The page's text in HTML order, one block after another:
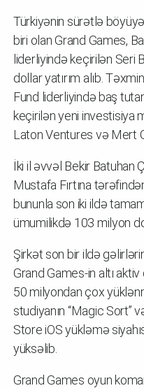
Türkiyənin sürətlə
biri olan Grand Games,
liderliyində keçirilən Seri
dollar yatırım alıb.
Fund liderliyində baş
keçirilən yeni investisiya
Laton Ventures və Mert
İki il əvvəl Bekir Batuhan
Mustafa Fırtına
bununla son iki ildə
ümumilikdə 103 milyon
Şirkət son bir ildə
Grand Games-in altı
50 milyondan çox
studiyanın “Magic Sort”
Store iOS yükləmə
yüksəlib.
Grand Games oyun